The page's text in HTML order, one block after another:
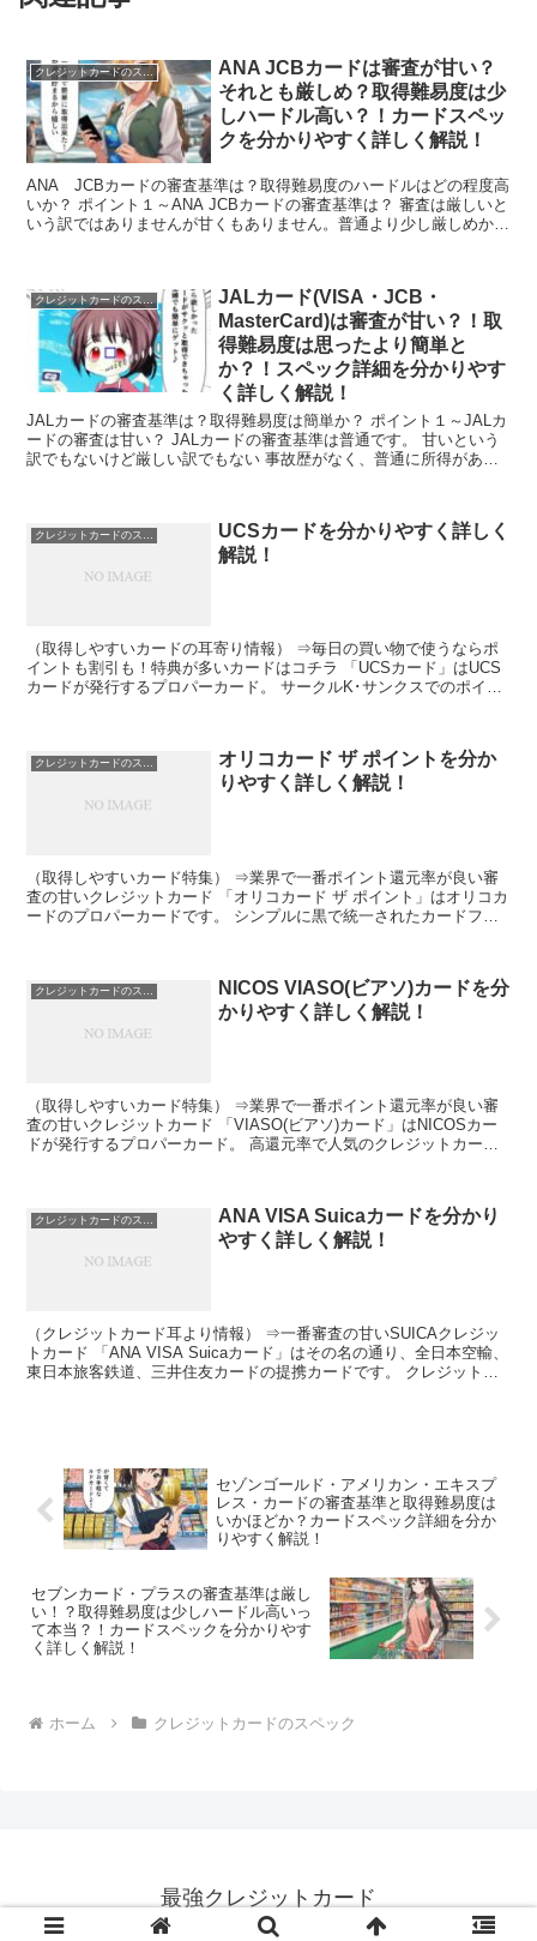
クレジットカードのスペック
ANA JCBカードは審査が甘い？
それとも厳しめ？取得難易度は少
しハードル高い？！カードスペッ
クを分かりやすく詳しく解説！
ANA JCBカードの審査基準は？取得難易度のハードルはどの程度高
いか？ ポイント１～ANA JCBカードの審査基準は？ 審査は厳しいと
いう訳ではありませんが甘くもありません。普通より少し厳しめか？
クレジットカードのスペック
JALカード(VISA・JCB・
MasterCard)は審査が甘い？！取
得難易度は思ったより簡単と
か？！スペック詳細を分かりやす
く詳しく解説！
JALカードの審査基準は？取得難易度は簡単か？ ポイント１～JALカ
ードの審査は甘い？ JALカードの審査基準は普通です。 甘いという
訳でもないけど厳しい訳でもない 事故歴がなく、普通に所得がある
UCSカードを分かりやすく詳しく
解説！
（取得しやすいカードの耳寄り情報） ⇒毎日の買い物で使うならポ
イントも割引も！特典が多いカードはコチラ 「UCSカード」はUCS
カードが発行するプロパーカード。 サークルK･サンクスでのポイン
クレジットカードのスペック
オリコカード ザ ポイントを分か
りやすく詳しく解説！
（取得しやすいカード特集） ⇒業界で一番ポイント還元率が良い審
査の甘いクレジットカード 「オリコカード ザ ポイント」はオリコカ
ードのプロパーカードです。 シンプルに黒で統一されたカードフェ
クレジットカードのスペック
NICOS VIASO(ビアソ)カードを分
かりやすく詳しく解説！
（取得しやすいカード特集） ⇒業界で一番ポイント還元率が良い審
査の甘いクレジットカード 「VIASO(ビアソ)カード」はNICOSカー
ドが発行するプロパーカード。 高還元率で人気のクレジットカード
ANA VISA Suicaカードを分かり
やすく詳しく解説！
（クレジットカード耳より情報） ⇒一番審査の甘いSUICAクレジッ
トカード 「ANA VISA Suicaカード」はその名の通り、全日本空輸、
東日本旅客鉄道、三井住友カードの提携カードです。 クレジットカ
セゾンゴールド・アメリカン・エキスプ
レス・カードの審査基準と取得難易度は
いかほどか？カードスペック詳細を分か
りやすく解説！
セブンカード・プラスの審査基準は厳し
い！？取得難易度は少しハードル高いっ
て本当？！カードスペックを分かりやす
く詳しく解説！
ホーム クレジットカードのスペック
最強クレジットカード
© 2015 最強クレジットカード.